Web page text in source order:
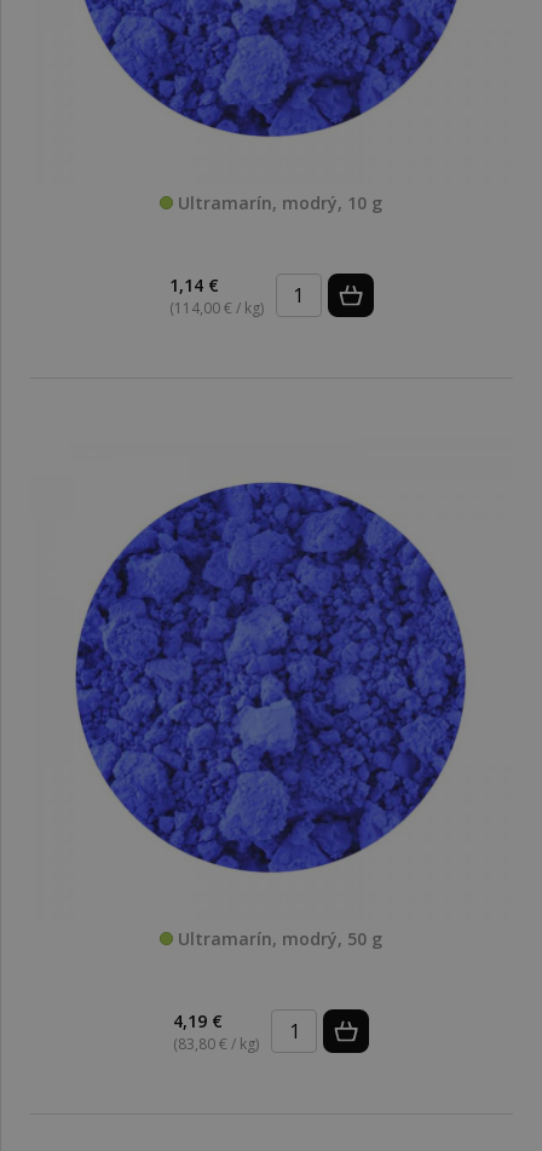
Ultramarín, modrý, 10 g
1,14 €
(114,00 € / kg)
Ultramarín, modrý, 50 g
4,19 €
(83,80 € / kg)